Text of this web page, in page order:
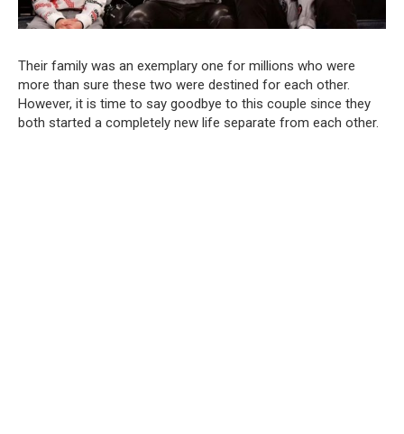
Their family was an exemplary one for millions who were
more than sure these two were destined for each other.
However, it is time to say goodbye to this couple since they
both started a completely new life separate from each other.